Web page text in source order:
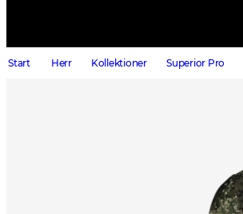
Start Herr Kollektioner Superior Pro